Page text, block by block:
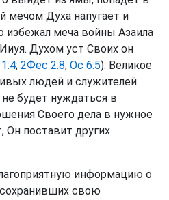
мечом Духа напугает и
избежал меча войны Азаила
Духом уст Своих он
; 2Фес 2:8; Ос 6:5). Великое
людей и служителей
будет нуждаться в
Своего дела в нужное
Он поставит других
информацию о
сохранивших свою